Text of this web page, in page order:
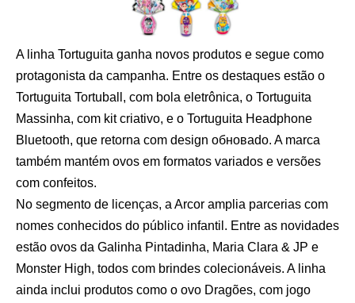
A linha Tortuguita ganha novos produtos e segue como
protagonista da campanha. Entre os destaques estão o
Tortuguita Tortuball, com bola eletrônica, o Tortuguita
Massinha, com kit criativo, e o Tortuguita Headphone
Bluetooth, que retorna com design обновado. A marca
também mantém ovos em formatos variados e versões
com confeitos.
No segmento de licenças, a Arcor amplia parcerias com
nomes conhecidos do público infantil. Entre as novidades
estão ovos da Galinha Pintadinha, Maria Clara & JP e
Monster High, todos com brindes colecionáveis. A linha
ainda inclui produtos como o ovo Dragões, com jogo